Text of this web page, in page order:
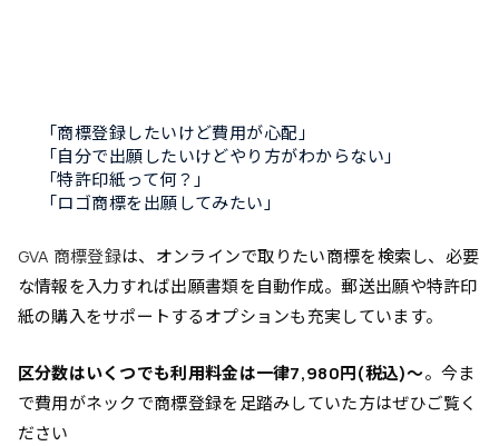
「商標登録したいけど費用が心配」
「自分で出願したいけどやり方がわからない」
「特許印紙って何？」
「ロゴ商標を出願してみたい」
GVA 商標登録は、オンラインで取りたい商標を検索し、必要
な情報を入力すれば出願書類を自動作成。郵送出願や特許印
紙の購入をサポートするオプションも充実しています。
区分数はいくつでも利用料金は一律7,980円(税込)～。今ま
で費用がネックで商標登録を足踏みしていた方はぜひご覧く
ださい